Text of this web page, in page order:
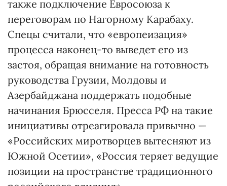
также подключение Евросоюза к
переговорам по Нагорному Карабаху.
Спецы считали, что «европеизация»
процесса наконец-то выведет его из
застоя, обращая внимание на готовность
руководства Грузии, Молдовы и
Азербайджана поддержать подобные
начинания Брюсселя. Пресса РФ на такие
инициативы отреагировала привычно —
«Российских миротворцев вытесняют из
Южной Осетии», «Россия теряет ведущие
позиции на пространстве традиционного